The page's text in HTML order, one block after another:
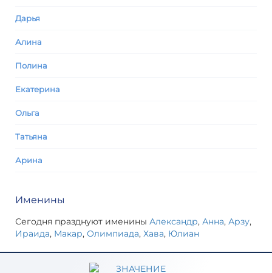
Дарья
Алина
Полина
Екатерина
Ольга
Татьяна
Арина
Именины
Сегодня празднуют именины Александр, Анна, Арзу,
Ираида, Макар, Олимпиада, Хава, Юлиан